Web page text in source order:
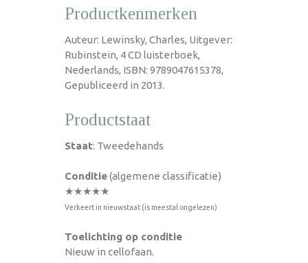
Productkenmerken
Auteur: Lewinsky, Charles, Uitgever:
Rubinstein, 4 CD luisterboek,
Nederlands, ISBN: 9789047615378,
Gepubliceerd in 2013.
Productstaat
Staat: Tweedehands
Conditie(algemene classificatie)
★★★★★
Verkeert in nieuwstaat (is meestal ongelezen)
Toelichting op conditie
Nieuw in cellofaan.